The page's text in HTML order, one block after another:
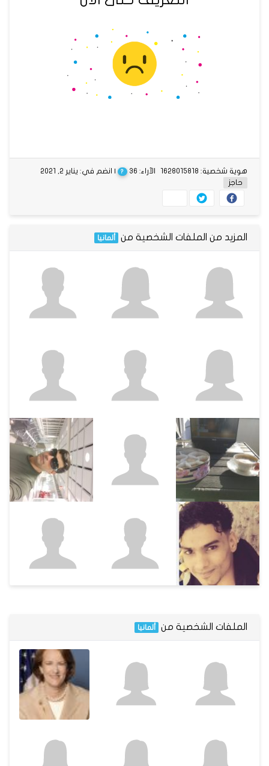
الآراء: 36 ? | انضم في: يناير 2, 2021
هوية شخصية: 1628015818
حاجز
المزيد من الملفات الشخصية من ألمانيا
الملفات الشخصية من ألمانيا